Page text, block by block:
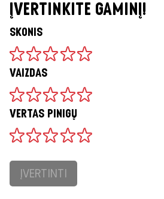
ĮVERTINKITE GAMINĮ!
SKONIS
VAIZDAS
VERTAS PINIGŲ
ĮVERTINTI